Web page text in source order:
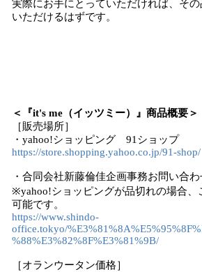
実際にお手にとっていただければ、そ
いただけるはずです。
＜『it's me（イッツミー）』商品概要＞
［販売場所］
・yahoo!ショッピング 91ショップ
https://store.shopping.yahoo.co.jp/91-shop/
・合同会社新藤倫佳企画事務お問い合
※yahoo!ショッピングが品切れの場合、
可能です。
https://www.shindo-
office.tokyo/
%88%E3%82%8F%E3%81%9B/
［オランウータン価格］